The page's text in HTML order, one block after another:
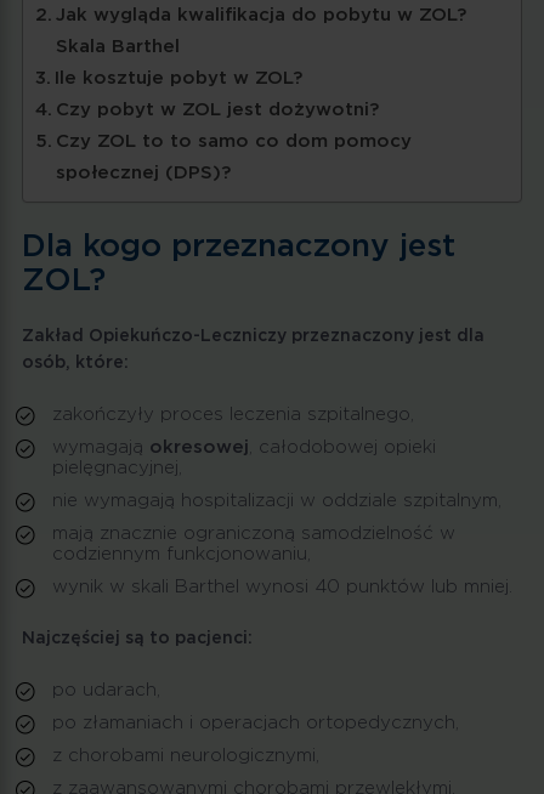
Jak wygląda kwalifikacja do pobytu w ZOL?
Skala Barthel
Ile kosztuje pobyt w ZOL?
Czy pobyt w ZOL jest dożywotni?
Czy ZOL to to samo co dom pomocy
społecznej (DPS)?
Dla kogo przeznaczony jest
ZOL?
Zakład Opiekuńczo-Leczniczy przeznaczony jest dla
osób, które:
zakończyły proces leczenia szpitalnego,
wymagają okresowej, całodobowej opieki
pielęgnacyjnej,
nie wymagają hospitalizacji w oddziale szpitalnym,
mają znacznie ograniczoną samodzielność w
codziennym funkcjonowaniu,
wynik w skali Barthel wynosi 40 punktów lub mniej.
Najczęściej są to pacjenci:
po udarach,
po złamaniach i operacjach ortopedycznych,
z chorobami neurologicznymi,
z zaawansowanymi chorobami przewlekłymi,